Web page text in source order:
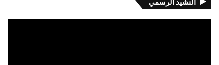
النشيد الرسمي